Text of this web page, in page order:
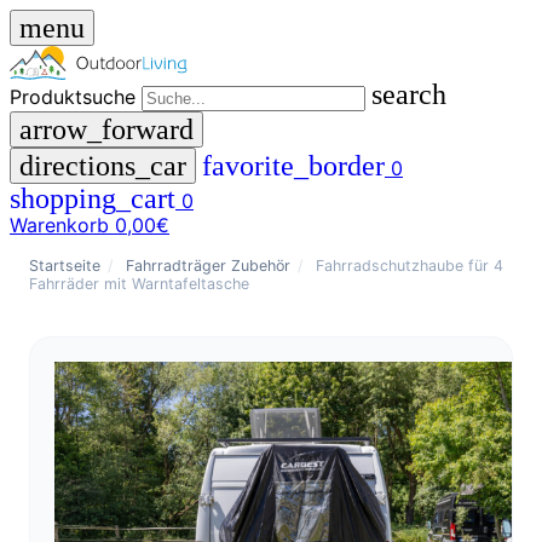
menu
Produktsuche
search
arrow_forward
directions_car favorite_border 0
shopping_cart 0
Warenkorb 0,00€
close
Produktsuche
search
Startseite / Fahrradträger Zubehör /
Fahrradschutzhaube für 4
Fahrräder mit Warntafeltasche